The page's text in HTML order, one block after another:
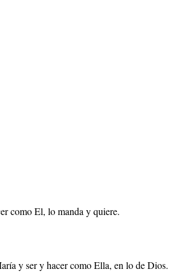
como El, lo manda y quiere.
y ser y hacer como Ella, en lo de Dios.